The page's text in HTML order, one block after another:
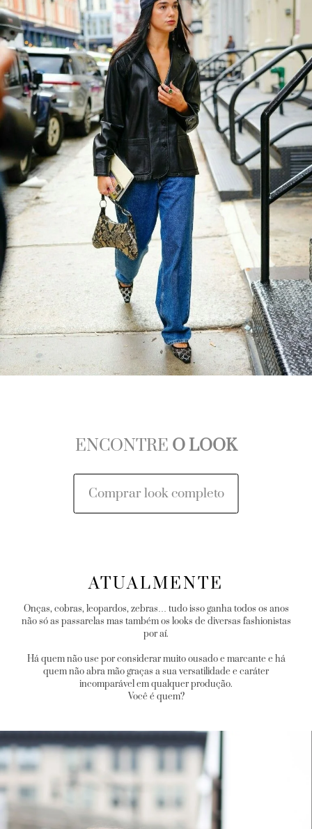
ENCONTRE O LOOK
Comprar look completo
ATUALMENTE
Onças, cobras, leopardos, zebras… tudo isso ganha todos os anos
não só as passarelas mas também os looks de diversas fashionistas
por aí.
Há quem não use por considerar muito ousado e marcante e há
quem não abra mão graças a sua versatilidade e caráter
incomparável em qualquer produção.
Você é quem?